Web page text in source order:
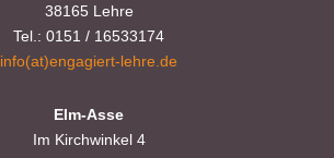
38165 Lehre
Tel.: 0151 / 16533174
info(at)engagiert-lehre.de
Elm-Asse
Im Kirchwinkel 4